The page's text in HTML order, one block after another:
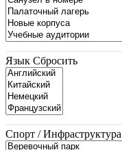
Язык Сбросить
Спорт / Инфраструктура